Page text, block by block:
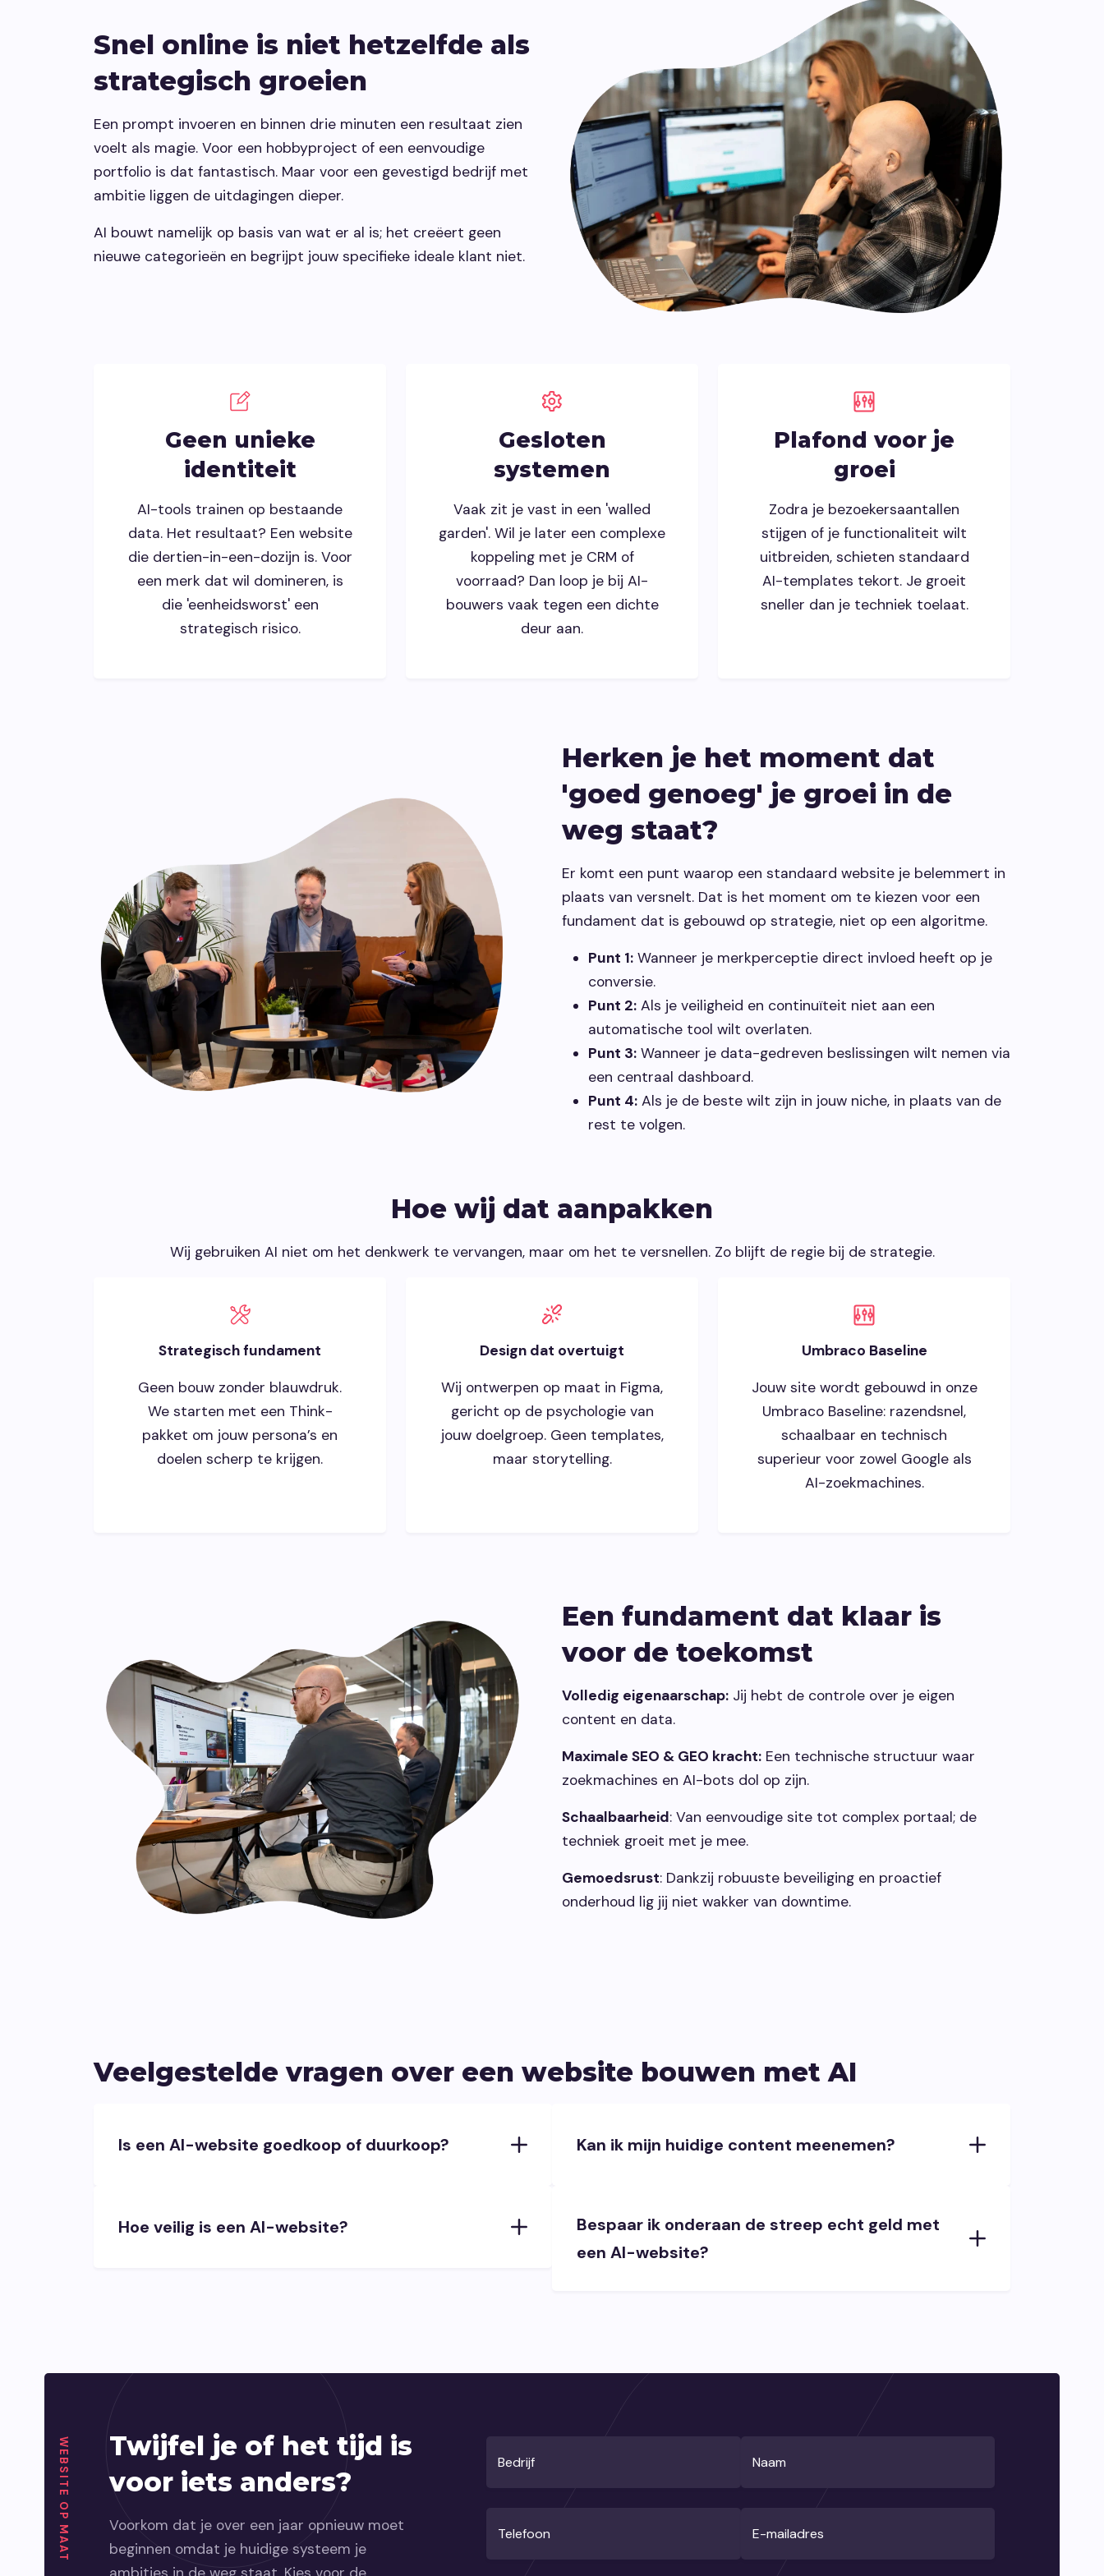
Webontwikkeling die past bij jouw
organisatie.
Leadinfo
Direct bedrijven herkennen op je
website. Perfect voor Sales!.
Snel online is niet hetzelfde als
strategisch groeien
Een prompt invoeren en binnen drie minuten een resultaat zien
voelt als magie. Voor een hobbyproject of een eenvoudige
portfolio is dat fantastisch. Maar voor een gevestigd bedrijf met
ambitie liggen de uitdagingen dieper.
AI bouwt namelijk op basis van wat er al is; het creëert geen
nieuwe categorieën en begrijpt jouw specifieke ideale klant niet.
Geen unieke
identiteit
AI-tools trainen op bestaande
data. Het resultaat? Een website
die dertien-in-een-dozijn is. Voor
een merk dat wil domineren, is
die 'eenheidsworst' een
strategisch risico.
Gesloten
systemen
Vaak zit je vast in een 'walled
garden'. Wil je later een complexe
koppeling met je CRM of
voorraad? Dan loop je bij AI-
bouwers vaak tegen een dichte
deur aan.
Plafond voor je
groei
Zodra je bezoekersaantallen
stijgen of je functionaliteit wilt
uitbreiden, schieten standaard
AI-templates tekort. Je groeit
sneller dan je techniek toelaat.
Herken je het moment dat
'goed genoeg' je groei in de
weg staat?
Er komt een punt waarop een standaard website je belemmert in
plaats van versnelt. Dat is het moment om te kiezen voor een
fundament dat is gebouwd op strategie, niet op een algoritme.
Punt 1: Wanneer je merkperceptie direct invloed heeft op je
conversie.
Punt 2: Als je veiligheid en continuïteit niet aan een
automatische tool wilt overlaten.
Punt 3: Wanneer je data-gedreven beslissingen wilt nemen via
een centraal dashboard.
Punt 4: Als je de beste wilt zijn in jouw niche, in plaats van de
rest te volgen.
Hoe wij dat aanpakken
Wij gebruiken AI niet om het denkwerk te vervangen, maar om het te versnellen. Zo blijft de regie bij de strategie.
Strategisch fundament
Geen bouw zonder blauwdruk.
We starten met een Think-
pakket om jouw persona’s en
doelen scherp te krijgen.
Design dat overtuigt
Wij ontwerpen op maat in Figma,
gericht op de psychologie van
jouw doelgroep. Geen templates,
maar storytelling.
Umbraco Baseline
Jouw site wordt gebouwd in onze
Umbraco Baseline: razendsnel,
schaalbaar en technisch
superieur voor zowel Google als
AI-zoekmachines.
Een fundament dat klaar is
voor de toekomst
Volledig eigenaarschap: Jij hebt de controle over je eigen
content en data.
Maximale SEO & GEO kracht: Een technische structuur waar
zoekmachines en AI-bots dol op zijn.
Schaalbaarheid: Van eenvoudige site tot complex portaal; de
techniek groeit met je mee.
Gemoedsrust: Dankzij robuuste beveiliging en proactief
onderhoud lig jij niet wakker van downtime.
Veelgestelde vragen over een website bouwen met AI
Is een AI-website goedkoop of duurkoop?
Hoe veilig is een AI-website?
Kan ik mijn huidige content meenemen?
Bespaar ik onderaan de streep echt geld met
een AI-website?
WEBSITE OP MAAT
Twijfel je of het tijd is
voor iets anders?
Voorkom dat je over een jaar opnieuw moet
beginnen omdat je huidige systeem je
Bedrijf
Telefoon
Naam
E-mailadres